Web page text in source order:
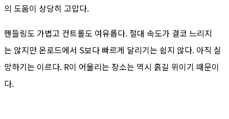
의 도움이 상당히 고맙다.
핸들링도 가볍고 컨트롤도 여유롭다. 절대 속도가 결코 느리지
는 않지만 온로드에서 S보다 빠르게 달리기는 쉽지 않다. 아직 실
망하기는 이르다. R이 어울리는 장소는 역시 흙길 위이기 때문이
다.